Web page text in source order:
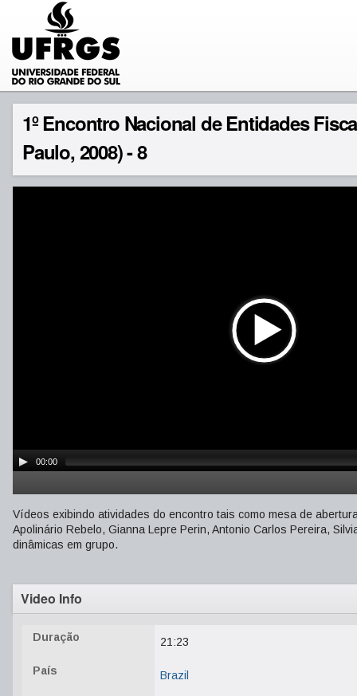
1º Encontro Nacional de Entidades
Paulo, 2008) - 8
00:00
Vídeos exibindo atividades do encontro tais como mesa de
Apolinário Rebelo, Gianna Lepre Perin, Antonio Carlos Pereira,
dinâmicas em grupo.
Video Info
Duração 21:23
País Brazil